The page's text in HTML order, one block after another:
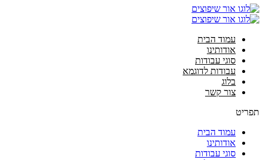
עמוד הבית
אודותינו
סוגי עבודות
עבודות לדוגמא
בלוג
צור קשר
תפריט
עמוד הבית
אודותינו
סוגי עבודות